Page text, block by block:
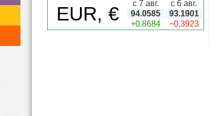
EUR, € с 7 авг.
с 6 авг.
94.0585
93.1901
+0.8684
−0.3923